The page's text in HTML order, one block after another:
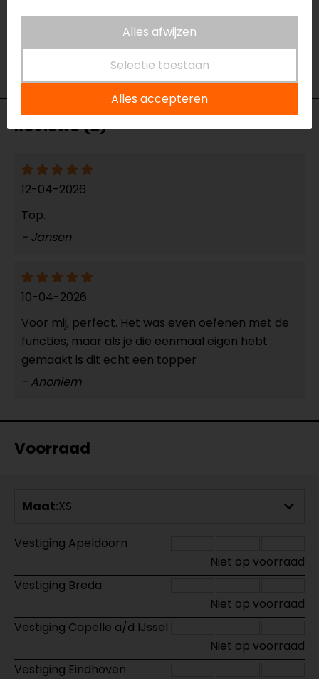
Rijstijl
Urban, Touring,
Adventure
Reviews (2)
12-04-2026
Top.
- Jansen
10-04-2026
Voor mij, perfect. Het was even oefenen met de
functies, maar als je die eenmaal eigen hebt
gemaakt is dit echt een topper
- Anoniem
Voorraad
Maat:XS
Vestiging Apeldoorn
Niet op voorraad
Vestiging Breda
Niet op voorraad
Vestiging Capelle a/d IJssel
Niet op voorraad
Vestiging Eindhoven
Alles afwijzen
Selectie toestaan
Alles accepteren